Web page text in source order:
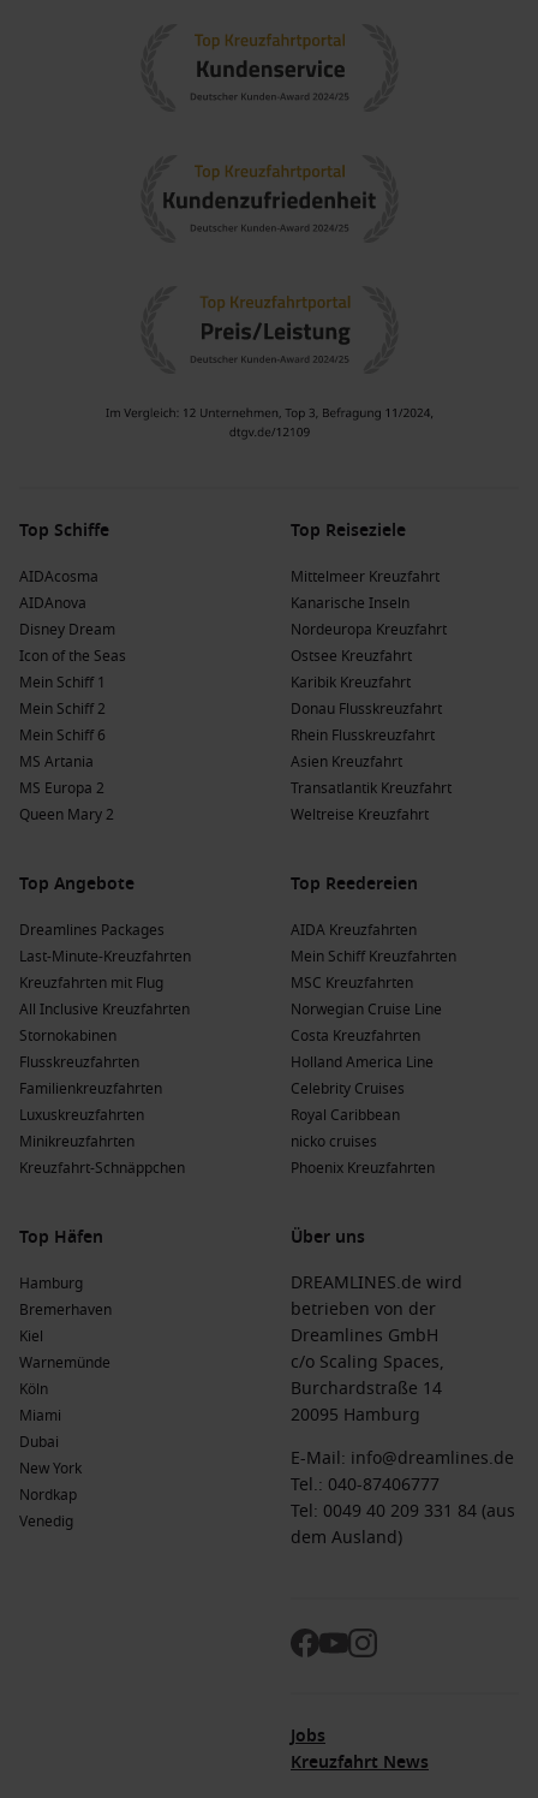
Top Schiffe
AIDAcosma
AIDAnova
Disney Dream
Icon of the Seas
Mein Schiff 1
Mein Schiff 2
Mein Schiff 6
MS Artania
MS Europa 2
Queen Mary 2
Top Reiseziele
Mittelmeer Kreuzfahrt
Kanarische Inseln
Nordeuropa Kreuzfahrt
Ostsee Kreuzfahrt
Karibik Kreuzfahrt
Donau Flusskreuzfahrt
Rhein Flusskreuzfahrt
Asien Kreuzfahrt
Transatlantik Kreuzfahrt
Weltreise Kreuzfahrt
Top Angebote
Dreamlines Packages
Last-Minute-Kreuzfahrten
Kreuzfahrten mit Flug
All Inclusive Kreuzfahrten
Stornokabinen
Flusskreuzfahrten
Familienkreuzfahrten
Luxuskreuzfahrten
Minikreuzfahrten
Kreuzfahrt-Schnäppchen
Top Reedereien
AIDA Kreuzfahrten
Mein Schiff Kreuzfahrten
MSC Kreuzfahrten
Norwegian Cruise Line
Costa Kreuzfahrten
Holland America Line
Celebrity Cruises
Royal Caribbean
nicko cruises
Phoenix Kreuzfahrten
Top Häfen
Hamburg
Bremerhaven
Kiel
Warnemünde
Köln
Miami
Dubai
New York
Nordkap
Venedig
Über uns
DREAMLINES.de wird
betrieben von der
Dreamlines GmbH
c/o Scaling Spaces,
Burchardstraße 14
20095 Hamburg
E-Mail: info@dreamlines.de
Tel.: 040-87406777
Tel: 0049 40 209 331 84 (aus
dem Ausland)
Jobs
Kreuzfahrt News